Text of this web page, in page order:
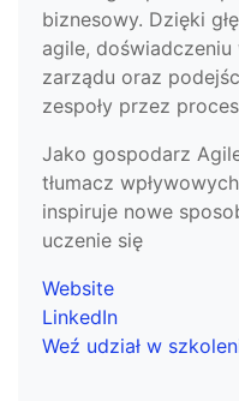
biznesowy. Dzięki
agile,
zarządu oraz
zespoły przez
Jako gospodarz
tłumacz
inspiruje nowe
uczenie się
Website
LinkedIn
Weź udział w